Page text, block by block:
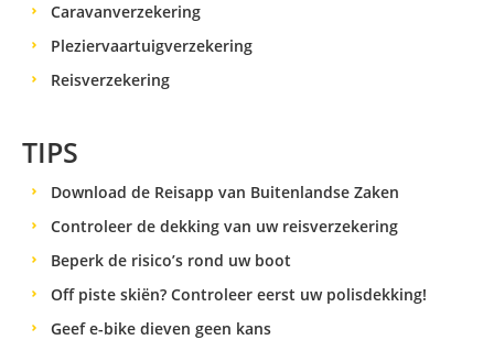
Caravanverzekering
Pleziervaartuigverzekering
Reisverzekering
TIPS
Download de Reisapp van Buitenlandse Zaken
Controleer de dekking van uw reisverzekering
Beperk de risico’s rond uw boot
Off piste skiën? Controleer eerst uw polisdekking!
Geef e-bike dieven geen kans